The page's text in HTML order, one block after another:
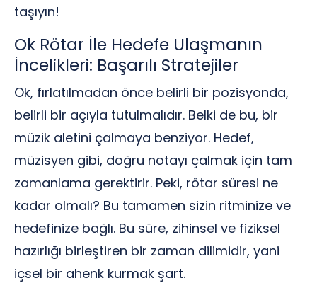
taşıyın!
Ok Rötar İle Hedefe Ulaşmanın
İncelikleri: Başarılı Stratejiler
Ok, fırlatılmadan önce belirli bir pozisyonda,
belirli bir açıyla tutulmalıdır. Belki de bu, bir
müzik aletini çalmaya benziyor. Hedef,
müzisyen gibi, doğru notayı çalmak için tam
zamanlama gerektirir. Peki, rötar süresi ne
kadar olmalı? Bu tamamen sizin ritminize ve
hedefinize bağlı. Bu süre, zihinsel ve fiziksel
hazırlığı birleştiren bir zaman dilimidir, yani
içsel bir ahenk kurmak şart.